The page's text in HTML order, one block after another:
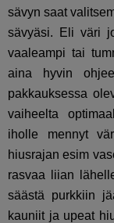
sävyn saat
sävyäsi. Eli väri
vaaleampi tai
aina hyvin
pakkauksessa
vaiheelta
iholle mennyt
hiusrajan esim
rasvaa liian
säästä purkkiin
kauniit ja upeat